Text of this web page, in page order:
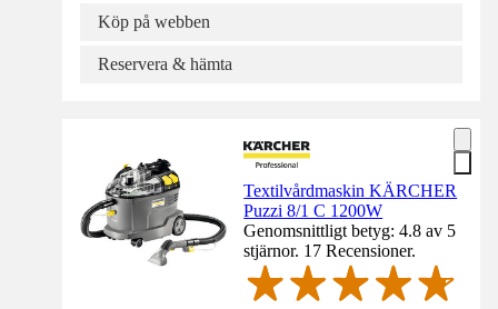
Köp på webben
Reservera & hämta
Textilvårdmaskin KÄRCHER
Puzzi 8/1 C 1200W
Genomsnittligt betyg: 4.8 av 5
stjärnor. 17 Recensioner.